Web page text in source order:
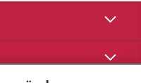
Visa
Visa